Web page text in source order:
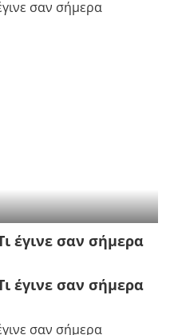
έγινε σαν σήμερα
έγινε σαν σήμερα